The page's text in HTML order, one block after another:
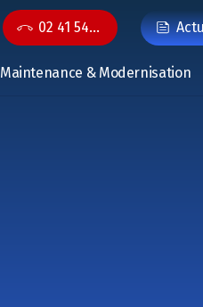
02 41 54…
Maintenance & Modernisation